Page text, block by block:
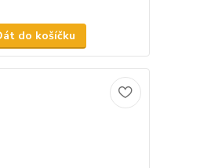
do košíčku